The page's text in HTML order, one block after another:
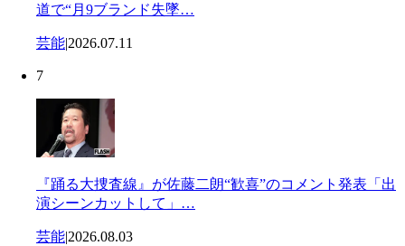
道で“月9ブランド失墜…
芸能|2026.07.11
7
『踊る大捜査線』が佐藤二朗“歓喜”のコメント発表「出
演シーンカットして」…
芸能|2026.08.03